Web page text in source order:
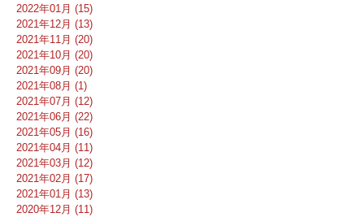
2022年01月 (15)
2021年12月 (13)
2021年11月 (20)
2021年10月 (20)
2021年09月 (20)
2021年08月 (1)
2021年07月 (12)
2021年06月 (22)
2021年05月 (16)
2021年04月 (11)
2021年03月 (12)
2021年02月 (17)
2021年01月 (13)
2020年12月 (11)